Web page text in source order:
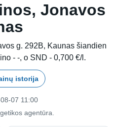
Jonavos
g. 292B, Kaunas šiandien
- -, o SND - 0,700 €/l.
istorija
07 11:00
agentūra.